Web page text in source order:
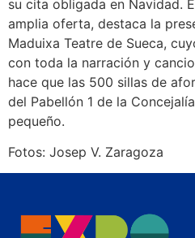
su cita obligada en Navidad.
amplia oferta, destaca la
Maduixa Teatre de Sueca,
con toda la narración y
hace que las 500 sillas de
del Pabellón 1 de la
pequeño.
Fotos: Josep V. Zaragoza